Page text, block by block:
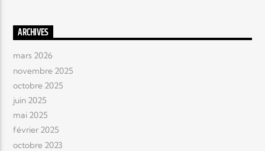
ARCHIVES
mars 2026
novembre 2025
octobre 2025
juin 2025
mai 2025
février 2025
octobre 2023